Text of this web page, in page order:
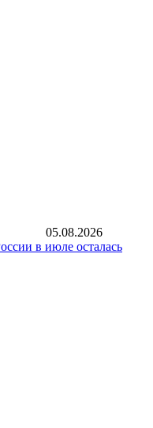
05.08.2026
в июле осталась